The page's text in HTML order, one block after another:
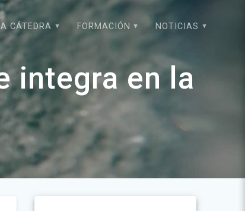
CÁTEDRA FORMACIÓN NOTICIAS
integra en la